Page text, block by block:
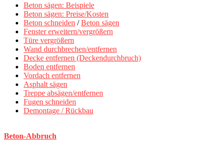
Beton sägen: Beispiele
Beton sägen: Preise/Kosten
Beton schneiden /Beton sägen
Fenster erweitern/vergrößern
Türe vergrößern
Wand durchbrechen/entfernen
Decke entfernen (Deckendurchbruch)
Boden entfernen
Vordach entfernen
Asphalt sägen
Treppe absägen/entfernen
Fugen schneiden
Demontage / Rückbau
Beton-Abbruch